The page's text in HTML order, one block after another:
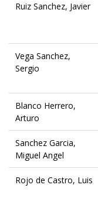
Ruiz Sanchez, Javier
Vega Sanchez,
Sergio
Blanco Herrero,
Arturo
Sanchez Garcia,
Miguel Angel
Rojo de Castro, Luis